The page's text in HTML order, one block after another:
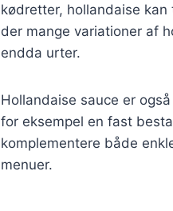
kødretter, hollandaise
der mange variationer af
endda urter.
Hollandaise sauce er
for eksempel en fast
komplementere både
menuer.